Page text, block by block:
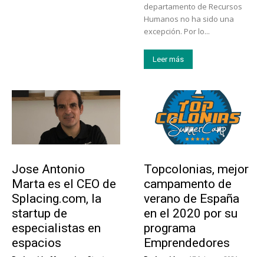
departamento de Recursos
Humanos no ha sido una
excepción. Por lo...
Leer más
Jose Antonio
Marta es el CEO de
Splacing.com, la
startup de
especialistas en
espacios
Topcolonias, mejor
campamento de
verano de España
en el 2020 por su
programa
Emprendedores